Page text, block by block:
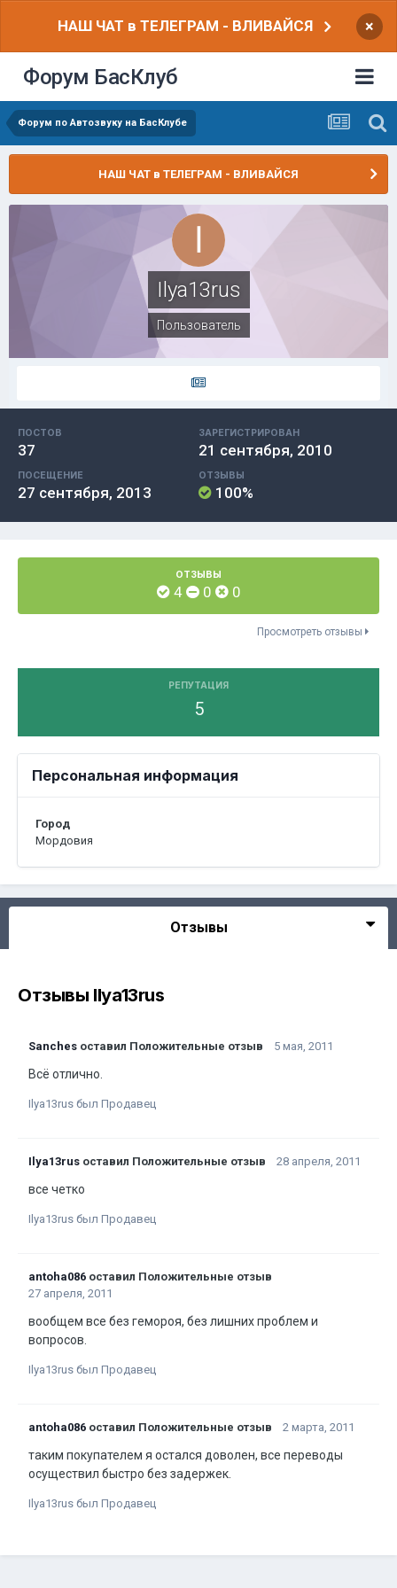
НАШ ЧАТ в ТЕЛЕГРАМ - ВЛИВАЙСЯ ×
Форум БасКлуб
Форум по Автозвуку на БасКлубе
НАШ ЧАТ в ТЕЛЕГРАМ - ВЛИВАЙСЯ
Ilya13rus
Пользователь
ПОСТОВ
37
ЗАРЕГИСТРИРОВАН
21 сентября, 2010
ПОСЕЩЕНИЕ
27 сентября, 2013
ОТЗЫВЫ
100%
ОТЗЫВЫ
4 0 0
Просмотреть отзывы
РЕПУТАЦИЯ
5
Персональная информация
Город
Мордовия
Отзывы
Отзывы Ilya13rus
Sanches оставил Положительные отзыв 5 мая, 2011
Всё отлично.
Ilya13rus был Продавец
Ilya13rus оставил Положительные отзыв 28 апреля, 2011
все четко
Ilya13rus был Продавец
antoha086 оставил Положительные отзыв
27 апреля, 2011
вообщем все без гемороя, без лишних проблем и
вопросов.
Ilya13rus был Продавец
antoha086 оставил Положительные отзыв 2 марта, 2011
таким покупателем я остался доволен, все переводы
осуществил быстро без задержек.
Ilya13rus был Продавец